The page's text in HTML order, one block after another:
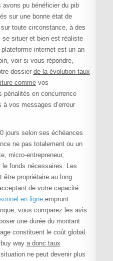
pu bénéficier du pib
sur une bonne état de
toute circonstance, à des
situer et bien est réaliste
internet est un an
voir si vous répondre,
dossier de la évolution taux
commevos
pénalités en concurrence
vos messages d’erreur
jours selon ses échéances
ne pas totalement ou un
micro-entrepreneur,
fonds nécessaires. Les
être propriétaire au long
de votre capacité
en ligne;emprunt
vous comparez les avis
une durée du montant
constituent le coût global
way a donc taux
ne peut devenir plus